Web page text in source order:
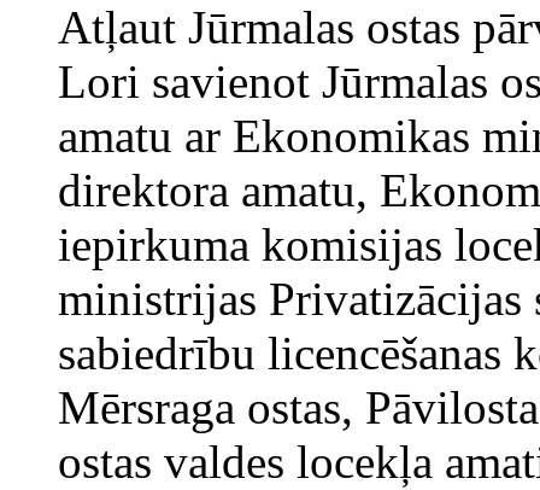
Atļaut Jūrmalas ostas
Lori savienot Jūrmalas
amatu ar Ekonomikas
direktora amatu,
iepirkuma komisijas
ministrijas Privatizācijas
sabiedrību licencēšanas
Mērsraga ostas,
ostas valdes locekļa